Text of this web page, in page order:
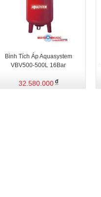
Bình Tích Áp Aquasystem
VBV500-500L 16Bar
32.580.000